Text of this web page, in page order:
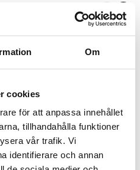
Om
cookies
för att anpassa innehållet
tillhandahålla funktioner
vår trafik. Vi
identifierare och annan